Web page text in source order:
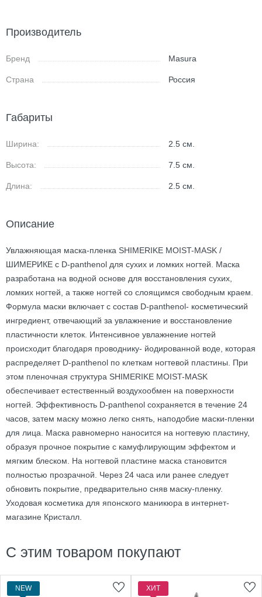
Производитель
Бренд Masura
Страна Россия
Габариты
Ширина: 2.5см.
Высота: 7.5см.
Длина: 2.5см.
Описание
Увлажняющая маска-пленка SHIMERIKE MOIST-MASK /
ШИМЕРИКЕ с D-panthenol для сухих и ломких ногтей. Маска
разработана на водной основе для восстановления сухих,
ломких ногтей, а также ногтей со слоящимся свободным краем.
Формула маски включает с состав D-panthenol- косметический
ингредиент, отвечающий за увлажнение и восстановление
пластичности клеток. Интенсивное увлажнение ногтей
происходит благодаря проводнику- йодированной воде, которая
распределяет D-panthenol по клеткам ногтевой пластины. При
этом пленочная структура SHIMERIKE MOIST-MASK
обеспечивает естественный воздухообмен на поверхности
ногтей. Эффективность D-panthenol сохраняется в течение 24
часов, затем маску можно легко снять, наподобие маски-пленки
для лица. Маска равномерно наносится на ногтевую пластину,
образуя прочное покрытие с камуфлирующим эффектом и
мягким блеском. На ногтевой пластине маска становится
полностью прозрачной. Через 24 часа или ранее следует
обновить покрытие, предварительно сняв маску-пленку.
Уходовая косметика для японского маникюра в интернет-
магазине Кристалл.
С этим товаром покупают
NEW ХИТ